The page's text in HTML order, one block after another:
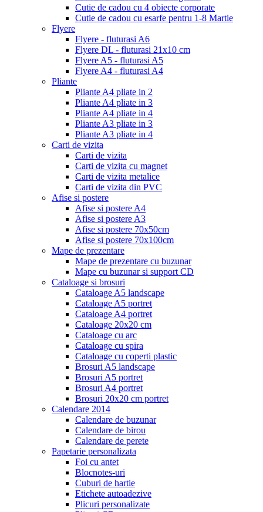
Cutie de cadou cu 4 obiecte corporate
Cutie de cadou cu esarfe pentru 1-8 Martie
Flyere
Flyere - fluturasi A6
Flyere DL - fluturasi 21x10 cm
Flyere A5 - fluturasi A5
Flyere A4 - fluturasi A4
Pliante
Pliante A4 pliate in 2
Pliante A4 pliate in 3
Pliante A4 pliate in 4
Pliante A3 pliate in 3
Pliante A3 pliate in 4
Carti de vizita
Carti de vizita
Carti de vizita cu magnet
Carti de vizita metalice
Carti de vizita din PVC
Afise si postere
Afise si postere A4
Afise si postere A3
Afise si postere 70x50cm
Afise si postere 70x100cm
Mape de prezentare
Mape de prezentare cu buzunar
Mape cu buzunar si support CD
Cataloage si brosuri
Cataloage A5 landscape
Cataloage A5 portret
Cataloage A4 portret
Cataloage 20x20 cm
Cataloage cu arc
Cataloage cu spira
Cataloage cu coperti plastic
Brosuri A5 landscape
Brosuri A5 portret
Brosuri A4 portret
Brosuri 20x20 cm portret
Calendare 2014
Calendare de buzunar
Calendare de birou
Calendare de perete
Papetarie personalizata
Foi cu antet
Blocnotes-uri
Cuburi de hartie
Etichete autoadezive
Plicuri personalizate